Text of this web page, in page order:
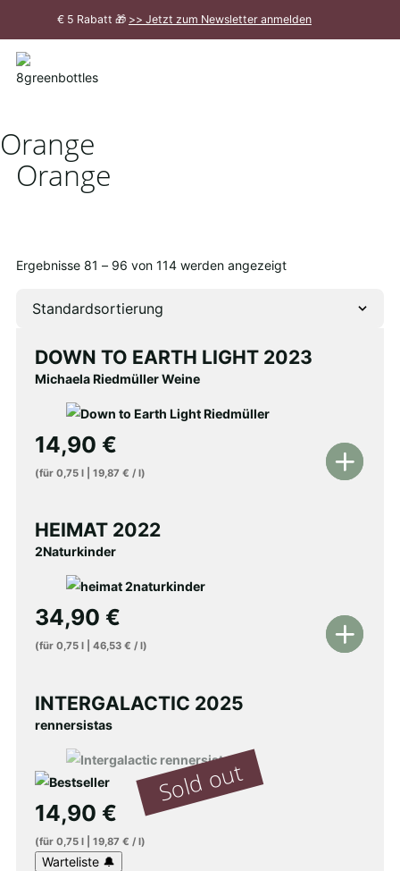
€ 5 Rabatt 🎁 >> Jetzt zum Newsletter anmelden
Meldung
Orange
Orange
Ergebnisse 81 – 96 von 114 werden angezeigt
DOWN TO EARTH LIGHT 2023
Michaela Riedmüller Weine
14,90 €
(für 0,75 l| 19,87 € / l)
In
HEIMAT 2022
2Naturkinder
34,90 €
(für 0,75 l| 46,53 € / l)
In
INTERGALACTIC 2025
rennersistas
14,90 €
(für 0,75 l| 19,87 € / l)